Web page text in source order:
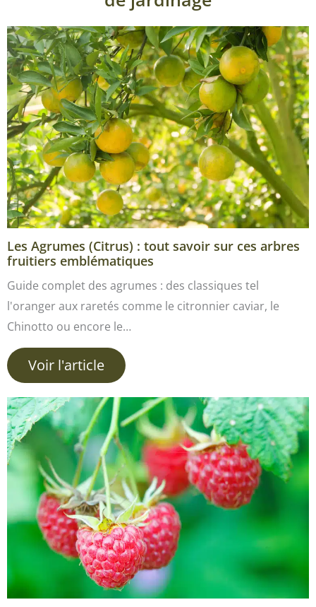
Les Agrumes (Citrus) : tout savoir sur ces arbres
fruitiers emblématiques
Guide complet des agrumes : des classiques tel
l'oranger aux raretés comme le citronnier caviar, le
Chinotto ou encore le…
Voir l'article